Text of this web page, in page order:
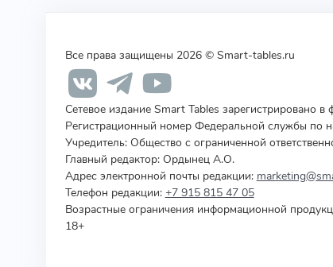
Все права защищены 2026 © Smart-tables.ru
Сетевое издание Smart Tables зарегистрировано
Регистрационный номер Федеральной службы по
Учредитель: Общество с ограниченной
Главный редактор: Ордынец А.О.
Адрес электронной почты редакции:
Телефон редакции: +7 915 815 47 05
Возрастные ограничения информационной
18+